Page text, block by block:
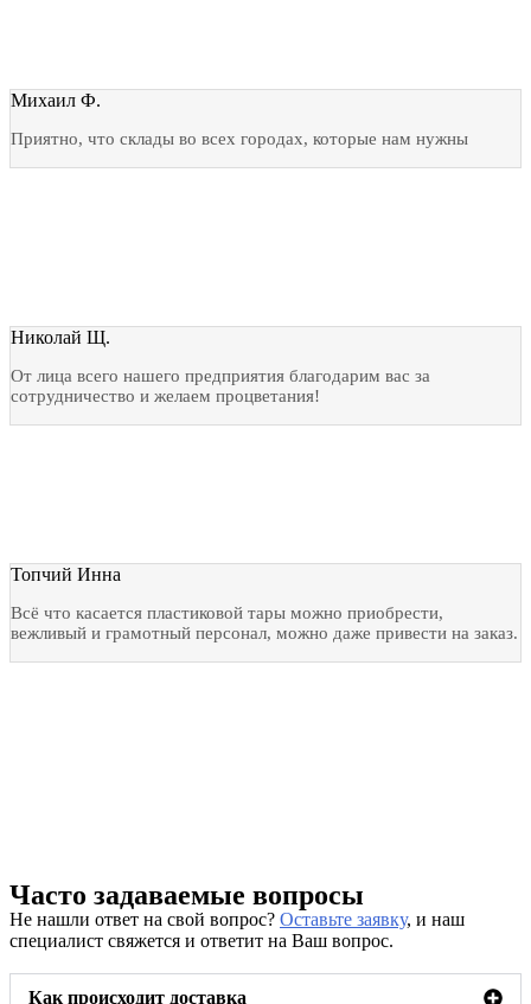
Михаил Ф.
Приятно, что склады во всех городах, которые нам нужны
Николай Щ.
От лица всего нашего предприятия благодарим вас за
сотрудничество и желаем процветания!
Топчий Инна
Всё что касается пластиковой тары можно приобрести,
вежливый и грамотный персонал, можно даже привести на заказ.
Часто задаваемые вопросы
Не нашли ответ на свой вопрос? Оставьте заявку, и наш
специалист свяжется и ответит на Ваш вопрос.
Как происходит доставка